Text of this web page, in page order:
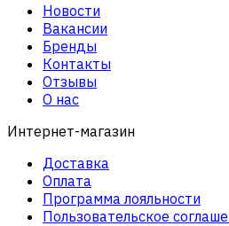
Новости
Вакансии
Бренды
Контакты
Отзывы
О нас
Интернет-магазин
Доставка
Оплата
Программа лояльности
Пользовательское